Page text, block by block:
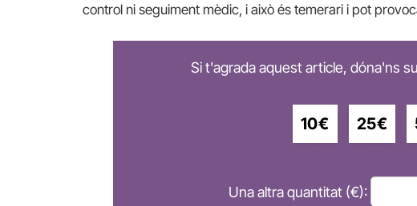
control ni seguiment mèdic, i això és temerari i pot
Si t'agrada aquest article, dóna'ns
10€ 25€
Una altra quantitat (€):